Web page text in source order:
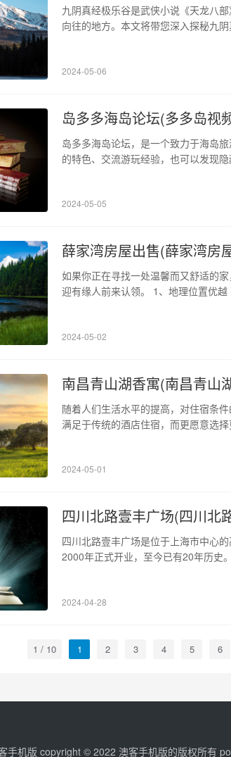
九阴真经极乐谷是武侠小说《天龙八
向往的地方。本文将带您深入探秘九
布，水势极为汹涌；暗涧则是幽深的…
2024-05-06
岛多多海岛论坛(多多岛视
岛多多海岛论坛，是一个致力于海岛
的特色、交流游玩经验，也可以发现
讯。论坛还精心推出一系列精品海岛游
2024-05-05
薛家湾房屋出售(薛家湾房
如果你正在寻找一处温馨而又舒适的
迎有缘人前来认领。 1、地理位置优
无巨细。你可以在宽敞的客厅中享受…
2024-05-02
南昌青山湖香寓(南昌青山
随着人们生活水平的提高，对住宿条
满足于传统的酒店住宿，而更愿意选
105平方米的一居室到160平方米的…
2024-05-01
四川北路壹丰广场(四川北
四川北路壹丰广场是位于上海市中心
2000年正式开业，至今已有20年历史
民路，南边是天山路。周边的交通十分
2024-04-28
1 / 10 1 2 3 4 5 6
手机版 copyright © 2022 澳客手机版的版权所有